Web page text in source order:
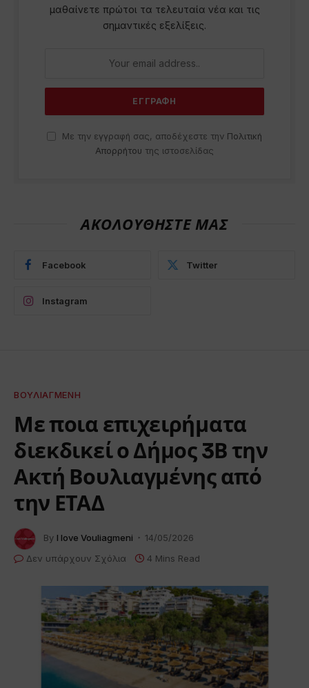
μαθαίνετε πρώτοι τα τελευταία νέα και τις
σημαντικές εξελίξεις.
Με την εγγραφή σας, αποδέχεστε την Πολιτική
Απορρήτου της ιστοσελίδας
ΑΚΟΛΟΥΘΗΣΤΕ ΜΑΣ
Facebook Twitter
Instagram
ΒΟΥΛΙΑΓΜΈΝΗ
Με ποια επιχειρήματα
διεκδικεί ο Δήμος 3Β την
Ακτή Βουλιαγμένης από
την ΕΤΑΔ
By I love Vouliagmeni
14/05/2026
Δεν υπάρχουν Σχόλια
4 Mins Read